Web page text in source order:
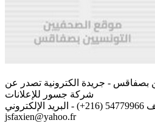
بصفاقس - جريدة الكترونية تصدر عن
شركة جسور للإعلانات
للإتصال أو نشر الردود الهاتف 54779966 (216+) - البريد الإلكتروني
jsfaxien@yahoo.fr